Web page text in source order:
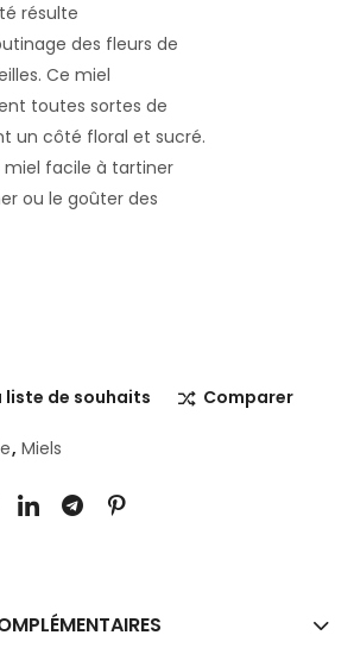
résulte
des fleurs de
Ce miel
toutes sortes de
un côté floral et sucré.
miel facile à tartiner
ou le goûter des
liste de souhaits Comparer
, Miels